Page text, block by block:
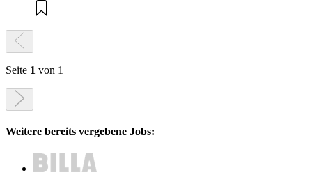
Seite 1 von 1
Weitere bereits vergebene Jobs: